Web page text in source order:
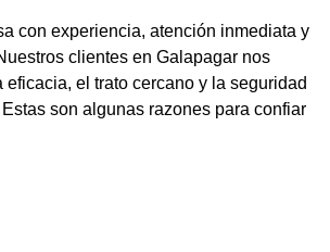
con experiencia, atención inmediata y
clientes en Galapagar nos
eficacia, el trato cercano y la seguridad
son algunas razones para confiar